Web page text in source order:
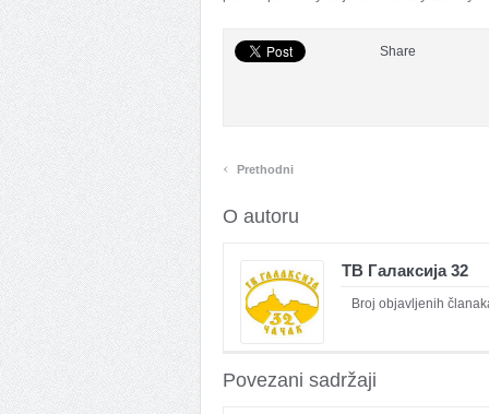
Share
‹ Prethodni
O autoru
ТВ Галаксија 32
Broj objavljenih
Povezani sadržaji